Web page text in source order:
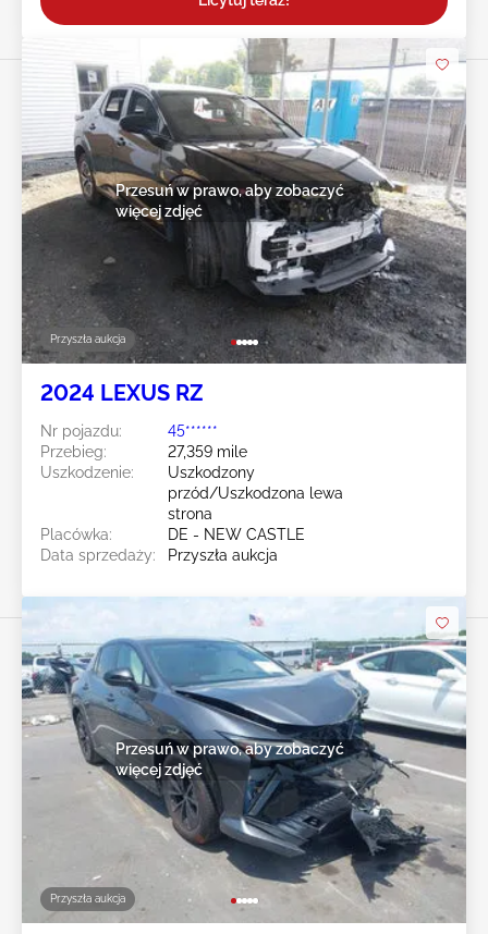
Przyszła aukcja
Przesuń w prawo, aby zobaczyć
więcej zdjęć
2024 LEXUS RZ
Nr pojazdu:
45******
Przebieg:
27,359 mile
Uszkodzenie:
Uszkodzony
przód/Uszkodzona lewa
strona
Placówka:
DE - NEW CASTLE
Data sprzedaży:
Przyszła aukcja
Przyszła aukcja
Przesuń w prawo, aby zobaczyć
więcej zdjęć